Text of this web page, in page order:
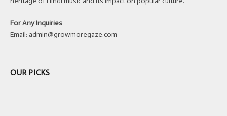
For Any Inquiries
Email: admin@growmoregaze.com
OUR PICKS